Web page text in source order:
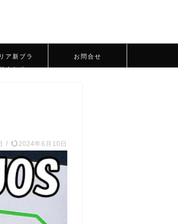
ア新ブラ
まとめ
お問合せ
/ 2024年6月10日